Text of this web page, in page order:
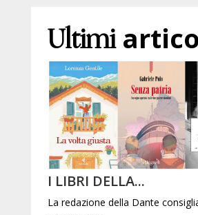
Ultimi
I LIBRI DELLA...
La redazione della Dante